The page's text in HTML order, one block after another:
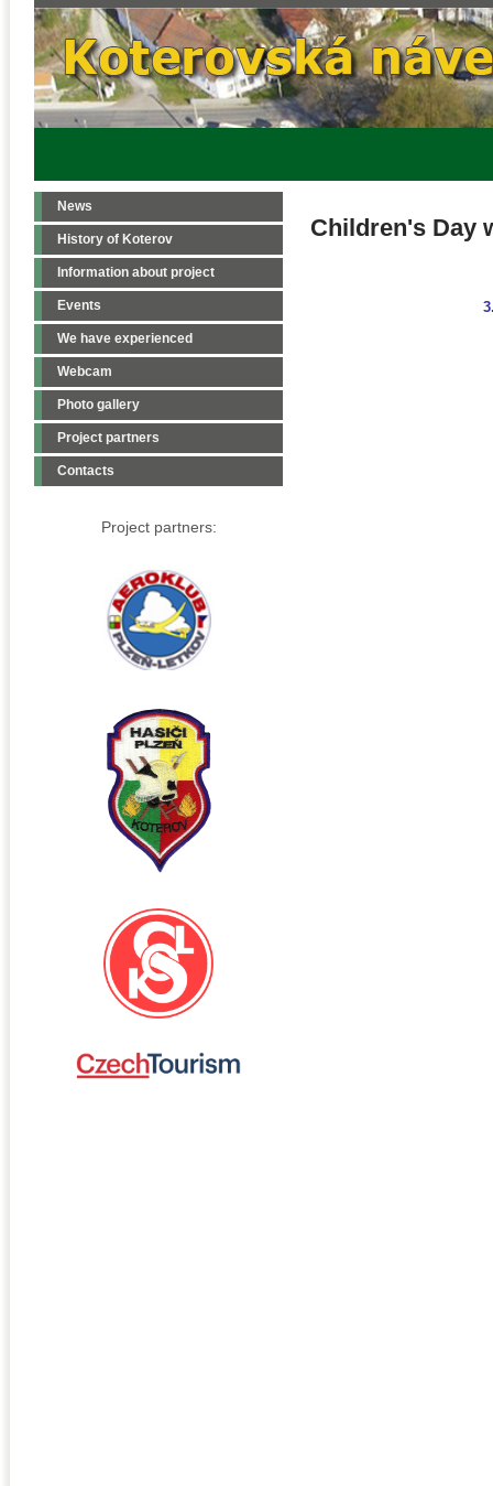
News
History of Koterov
Information about project
Events
We have experienced
Webcam
Photo gallery
Project partners
Contacts
Project partners:
Children's Day